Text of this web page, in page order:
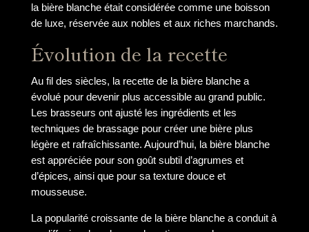
la bière blanche était considérée comme une boisson
de luxe, réservée aux nobles et aux riches marchands.
Évolution de la recette
Au fil des siècles, la recette de la bière blanche a
évolué pour devenir plus accessible au grand public.
Les brasseurs ont ajusté les ingrédients et les
techniques de brassage pour créer une bière plus
légère et rafraîchissante. Aujourd’hui, la bière blanche
est appréciée pour son goût subtil d’agrumes et
d’épices, ainsi que pour sa texture douce et
mousseuse.
La popularité croissante de la bière blanche a conduit à